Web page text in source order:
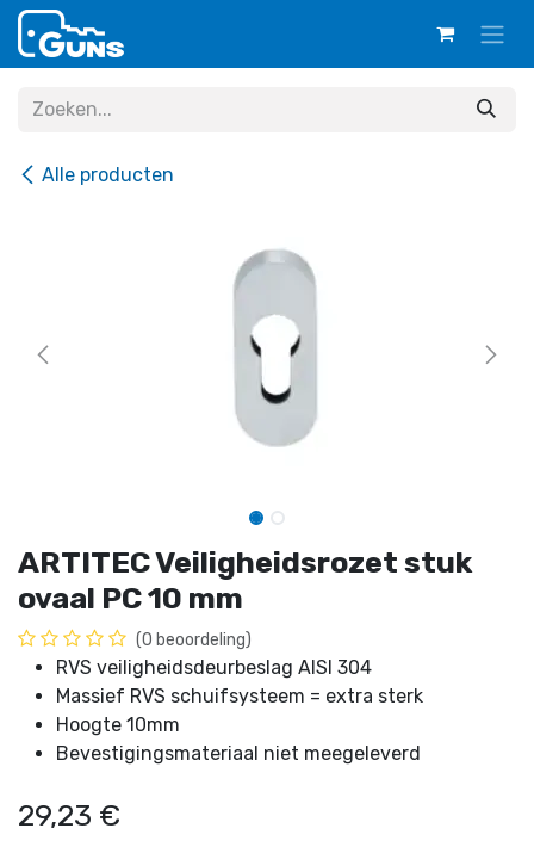
Overslaan naar inhoud
Alle producten
ARTITEC Veiligheidsrozet stuk
ovaal PC 10 mm
(0 beoordeling)
RVS veiligheidsdeurbeslag AISI 304
Massief RVS schuifsysteem = extra sterk
Hoogte 10mm
Bevestigingsmateriaal niet meegeleverd
29,23 €